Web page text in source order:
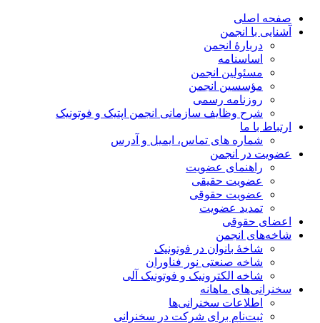
صفحه اصلی
آشنایی با انجمن
دربارۀ انجمن
اساسنامه
مسئولین انجمن
مؤسسین انجمن
روزنامه رسمی
شرح وظایف سازمانی انجمن اپتیک و فوتونیک
ارتباط با ما
شماره های تماس، ایمیل و آدرس
عضویت در انجمن
راهنمای عضویت
عضویت حقیقی
عضویت حقوقی
تمدید عضویت
اعضای حقوقی
شاخه‌های انجمن
شاخۀ بانوان در فوتونیک
شاخه صنعتی نور فناوران
شاخه‌ الکترونیک و فوتونیک آلی
سخنرانی‌های ماهانه
اطلاعات سخنرانی‌‌ها
ثبت‌نام برای شرکت در سخنرانی